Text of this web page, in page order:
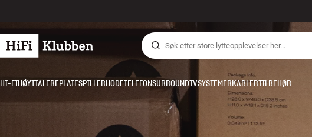
HI-FIHØYTTALEREPLATESPILLERHODETELEFONSURROUNDTVSYSTEMERKABLERTILBEHØR